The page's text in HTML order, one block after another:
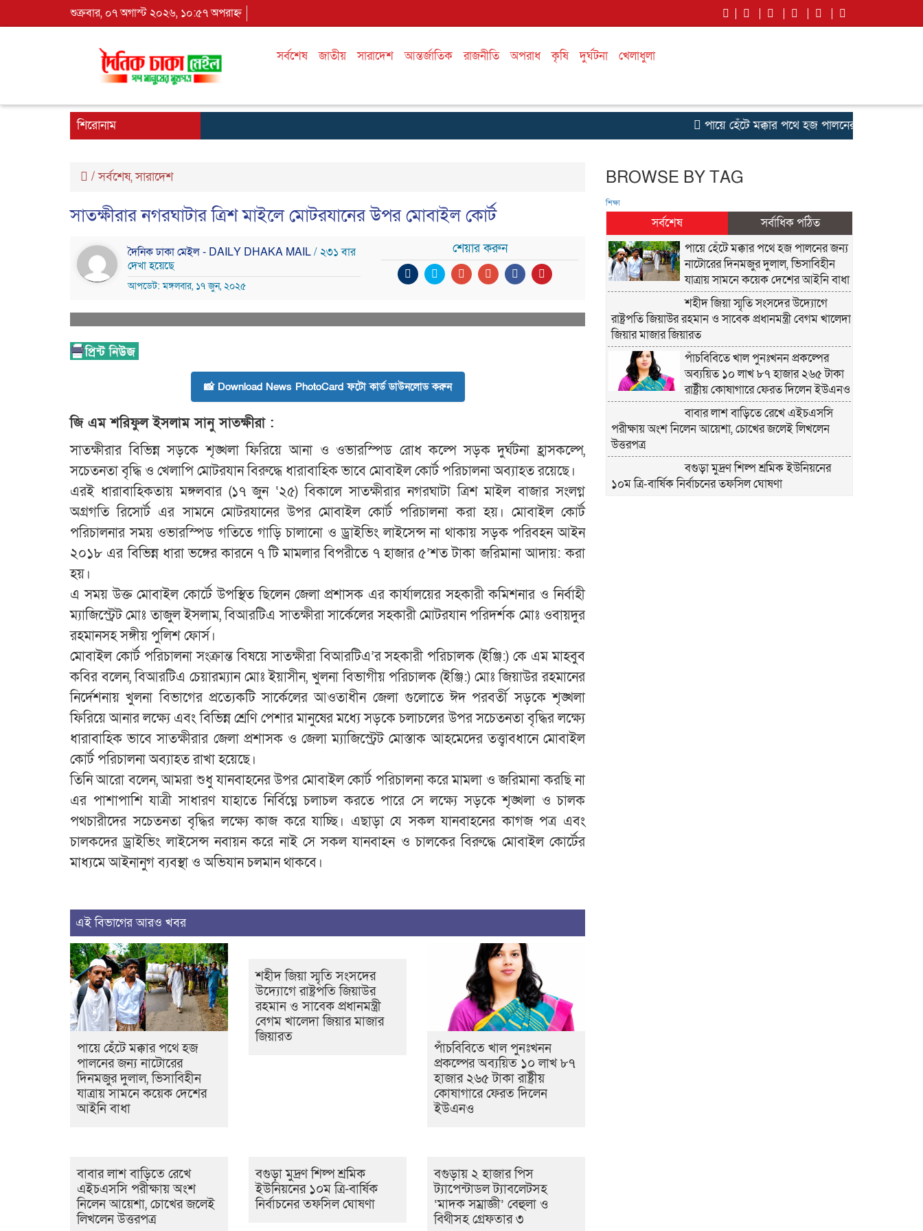
শুক্রবার, ০৭ অগাস্ট ২০২৬, ১০:৫৭ অপরাহ্ন
সর্বশেষ জাতীয় সারাদেশ আন্তর্জাতিক রাজনীতি অপরাধ কৃষি দুর্ঘটনা খেলাধুলা
শিরোনাম পায়ে হেঁটে মক্কার পথে হজ পালনের জন্য নাটোরের
/সর্বশেষ,সারাদেশ
সাতক্ষীরার নগরঘাটার ত্রিশ মাইলে মোটরযানের উপর মোবাইল কোর্ট
দৈনিক ঢাকা মেইল - DAILY DHAKA MAIL/ ২৩১ বার
দেখা হয়েছে
আপডেট: মঙ্গলবার, ১৭ জুন, ২০২৫
শেয়ার করুন
📸 Download News PhotoCard ফটো কার্ড ডাউনলোড করুন
জি এম শরিফুল ইসলাম সানু সাতক্ষীরা :
সাতক্ষীরার বিভিন্ন সড়কে শৃঙ্খলা ফিরিয়ে আনা ও ওভারস্পিড রোধ কল্পে সড়ক দুর্ঘটনা হ্রাসকল্পে,
সচেতনতা বৃদ্ধি ও খেলাপি মোটরযান বিরুদ্ধে ধারাবাহিক ভাবে মোবাইল কোর্ট পরিচালনা অব্যাহত রয়েছে।
এরই ধারাবাহিকতায় মঙ্গলবার (১৭ জুন ‘২৫) বিকালে সাতক্ষীরার নগরঘাটা ত্রিশ মাইল বাজার সংলগ্ন
অগ্রগতি রিসোর্ট এর সামনে মোটরযানের উপর মোবাইল কোর্ট পরিচালনা করা হয়। মোবাইল কোর্ট
পরিচালনার সময় ওভারস্পিড গতিতে গাড়ি চালানো ও ড্রাইভিং লাইসেন্স না থাকায় সড়ক পরিবহন আইন
২০১৮ এর বিভিন্ন ধারা ভঙ্গের কারনে ৭ টি মামলার বিপরীতে ৭ হাজার ৫’শত টাকা জরিমানা আদায়: করা
হয়।
এ সময় উক্ত মোবাইল কোর্টে উপস্থিত ছিলেন জেলা প্রশাসক এর কার্যালয়ের সহকারী কমিশনার ও নির্বাহী
ম্যাজিস্ট্রেট মোঃ তাজুল ইসলাম, বিআরটিএ সাতক্ষীরা সার্কেলের সহকারী মোটরযান পরিদর্শক মোঃ ওবায়দুর
রহমানসহ সঙ্গীয় পুলিশ ফোর্স।
মোবাইল কোর্ট পরিচালনা সংক্রান্ত বিষয়ে সাতক্ষীরা বিআরটিএ’র সহকারী পরিচালক (ইঞ্জি:) কে এম মাহবুব
কবির বলেন, বিআরটিএ চেয়ারম্যান মোঃ ইয়াসীন, খুলনা বিভাগীয় পরিচালক (ইঞ্জি:) মোঃ জিয়াউর রহমানের
নির্দেশনায় খুলনা বিভাগের প্রত্যেকটি সার্কেলের আওতাধীন জেলা গুলোতে ঈদ পরবর্তী সড়কে শৃঙ্খলা
ফিরিয়ে আনার লক্ষ্যে এবং বিভিন্ন শ্রেণি পেশার মানুষের মধ্যে সড়কে চলাচলের উপর সচেতনতা বৃদ্ধির লক্ষ্যে
ধারাবাহিক ভাবে সাতক্ষীরার জেলা প্রশাসক ও জেলা ম্যাজিস্ট্রেট মোস্তাক আহমেদের তত্ত্বাবধানে মোবাইল
কোর্ট পরিচালনা অব্যাহত রাখা হয়েছে।
তিনি আরো বলেন, আমরা শুধু যানবাহনের উপর মোবাইল কোর্ট পরিচালনা করে মামলা ও জরিমানা করছি না
এর পাশাপাশি যাত্রী সাধারণ যাহাতে নির্বিঘ্নে চলাচল করতে পারে সে লক্ষ্যে সড়কে শৃঙ্খলা ও চালক
পথচারীদের সচেতনতা বৃদ্ধির লক্ষ্যে কাজ করে যাচ্ছি। এছাড়া যে সকল যানবাহনের কাগজ পত্র এবং
চালকদের ড্রাইভিং লাইসেন্স নবায়ন করে নাই সে সকল যানবাহন ও চালকের বিরুদ্ধে মোবাইল কোর্টের
মাধ্যমে আইনানুগ ব্যবস্থা ও অভিযান চলমান থাকবে।
এই বিভাগের আরও খবর
পায়ে হেঁটে মক্কার পথে হজ
পালনের জন্য নাটোরের
দিনমজুর দুলাল, ভিসাবিহীন
যাত্রায় সামনে কয়েক দেশের
আইনি বাধা
শহীদ জিয়া স্মৃতি সংসদের
উদ্যোগে রাষ্ট্রপতি জিয়াউর
রহমান ও সাবেক প্রধানমন্ত্রী
বেগম খালেদা জিয়ার মাজার
জিয়ারত
পাঁচবিবিতে খাল পুনঃখনন
প্রকল্পের অব্যয়িত ১০ লাখ ৮৭
হাজার ২৬৫ টাকা রাষ্ট্রীয়
কোষাগারে ফেরত দিলেন
ইউএনও
বাবার লাশ বাড়িতে রেখে
এইচএসসি পরীক্ষায় অংশ
নিলেন আয়েশা, চোখের জলেই
লিখলেন উত্তরপত্র
বগুড়া মুদ্রণ শিল্প শ্রমিক
ইউনিয়নের ১০ম ত্রি-বার্ষিক
নির্বাচনের তফসিল ঘোষণা
বগুড়ায় ২ হাজার পিস
ট্যাপেন্টাডল ট্যাবলেটসহ
‘মাদক সম্রাজ্ঞী’ বেহুলা ও
বিথীসহ গ্রেফতার ৩
BROWSE BY TAG
শিক্ষা
সর্বশেষ
সর্বাধিক পঠিত
পায়ে হেঁটে মক্কার পথে হজ পালনের জন্য
নাটোরের দিনমজুর দুলাল, ভিসাবিহীন
যাত্রায় সামনে কয়েক দেশের আইনি বাধা
শহীদ জিয়া স্মৃতি সংসদের উদ্যোগে
রাষ্ট্রপতি জিয়াউর রহমান ও সাবেক প্রধানমন্ত্রী বেগম খালেদা
জিয়ার মাজার জিয়ারত
পাঁচবিবিতে খাল পুনঃখনন প্রকল্পের
অব্যয়িত ১০ লাখ ৮৭ হাজার ২৬৫ টাকা
রাষ্ট্রীয় কোষাগারে ফেরত দিলেন ইউএনও
বাবার লাশ বাড়িতে রেখে এইচএসসি
পরীক্ষায় অংশ নিলেন আয়েশা, চোখের জলেই লিখলেন
উত্তরপত্র
বগুড়া মুদ্রণ শিল্প শ্রমিক ইউনিয়নের
১০ম ত্রি-বার্ষিক নির্বাচনের তফসিল ঘোষণা